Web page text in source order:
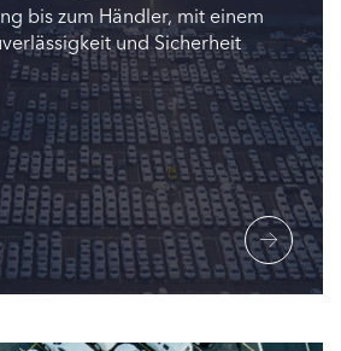
bis zum Händler, mit einem
und Sicherheit